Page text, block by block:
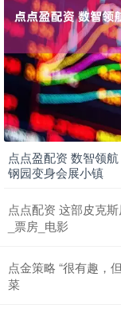
点点盈配资 数智领
钢园变身会展小镇
点点配资 这部皮克
_票房_电影
点金策略 “很有趣，
菜